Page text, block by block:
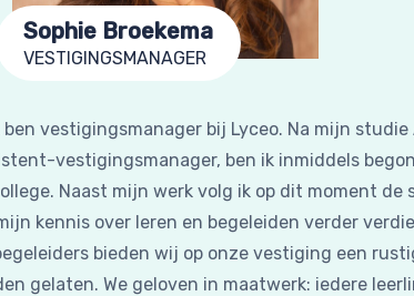
Sophie Broekema
VESTIGINGSMANAGER
ben vestigingsmanager bij Lyceo. Na mijn
vestigingsmanager, ben ik inmiddels
Naast mijn werk volg ik op dit moment de
kennis over leren en begeleiden verder
bieden wij op onze vestiging een
gelaten. We geloven in maatwerk: iedere